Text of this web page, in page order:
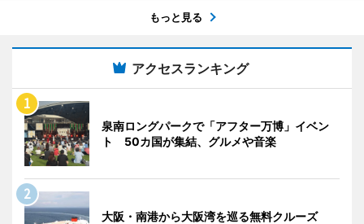
もっと見る
アクセスランキング
泉南ロングパークで「アフター万博」イベン
ト 50カ国が集結、グルメや音楽
大阪・南港から大阪湾を巡る無料クルーズ